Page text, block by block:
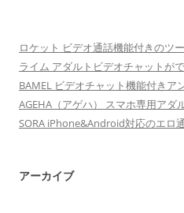
ロケット ビデオ通話機能付きのツ
ライム アダルトビデオチャットが
BAMEL ビデオチャット機能付きア
AGEHA（アゲハ） スマホ専用アダ
SORA iPhone&Android対応のエロ
アーカイブ